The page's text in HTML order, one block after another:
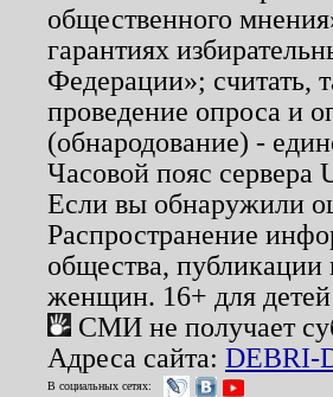
общественного
гарантиях
Федерации»; считать,
проведение опроса и
(обнародование) -
Часовой пояс
Если вы обнаружили
Распространение
общества,
женщин. 16+ для детей
СМИ не получает
Адреса сайта: DEBRI-
В социальных сетях: